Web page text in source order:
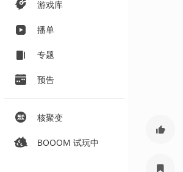
游戏库
播单
专题
预告
核聚变
BOOOM 试玩中